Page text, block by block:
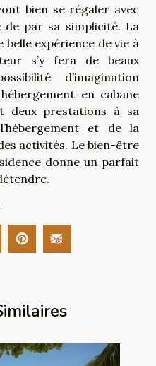
bien se régaler avec
par sa simplicité. La
expérience de vie à
s’y fera de beaux
d’imagination
en cabane
deux prestations à sa
et de la
activités. Le bien-être
donne un parfait